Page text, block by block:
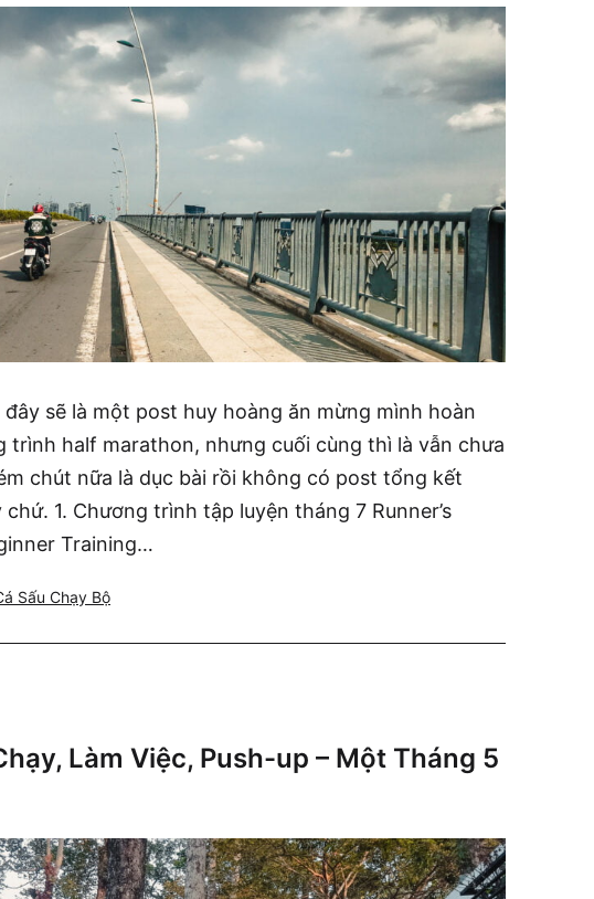
sẽ là một post huy hoàng ăn mừng mình hoàn
trình half marathon, nhưng cuối cùng thì là vẫn chưa
chút nữa là dục bài rồi không có post tổng kết
1. Chương trình tập luyện tháng 7 Runner’s
Training…
Sấu Chạy Bộ
Làm Việc, Push-up – Một Tháng 5